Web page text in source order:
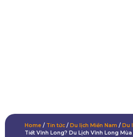
Home / Tin tức / Du lịch Miền Nam / Du
Tiết Vĩnh Long? Du Lịch Vĩnh Long